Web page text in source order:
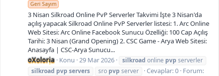
Geri Sayım
3 Nisan Silkroad Online PvP Serverler Takvimi İşte 3 Nisan'da
açılış yapacak Silkroad Online PvP Serverler listesi: 1. Arc Online
Web Sitesi: Arc Online Facebook Sunucu Özelliği: 100 Cap Açılış
Tarihi: 3 Nisan (Grand Opening) 2. CSC Game - Arya Web Sitesi:
Anasayfa | CSC-Arya Sunucu...
oXoloria Konu 29 Mar 2026 silkroad online pvp serverler
silkroad pvp servers sro pvp server Cevaplar: 0 Forum: